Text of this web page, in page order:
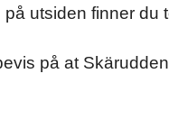
utsiden finner du
på at